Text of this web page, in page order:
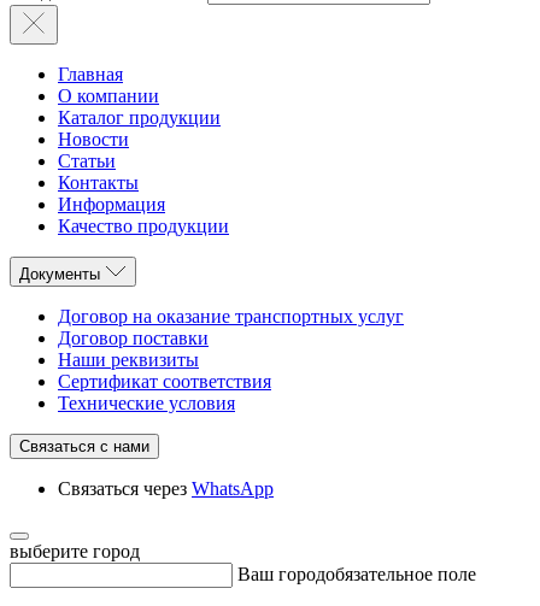
Главная
О компании
Каталог продукции
Новости
Статьи
Контакты
Информация
Качество продукции
Документы
Договор на оказание транспортных услуг
Договор поставки
Наши реквизиты
Сертификат соответствия
Технические условия
Связаться с нами
Связаться через WhatsApp
выберите город
Ваш городобязательное поле